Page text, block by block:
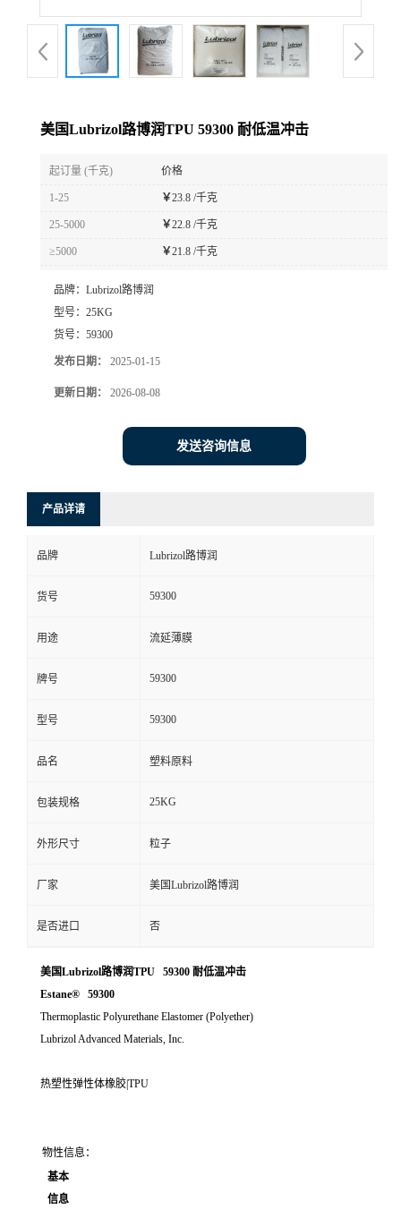
美国Lubrizol路博润TPU 59300 耐低温冲击
起订量 (千克) 价格
1-25 ￥23.8 /千克
25-5000 ￥22.8 /千克
≥5000 ￥21.8 /千克
品牌： Lubrizol路博润
型号： 25KG
货号： 59300
发布日期： 2025-01-15
更新日期： 2026-08-08
发送咨询信息
产品详请
品牌 Lubrizol路博润
货号 59300
用途 流延薄膜
牌号 59300
型号 59300
品名 塑料原料
包装规格 25KG
外形尺寸 粒子
厂家 美国Lubrizol路博润
是否进口 否
美国Lubrizol路博润TPU 59300 耐低温冲击
Estane® 59300
Thermoplastic Polyurethane Elastomer (Polyether)
Lubrizol Advanced Materials, Inc.
热塑性弹性体橡胶|TPU
物性信息：
基本
信息